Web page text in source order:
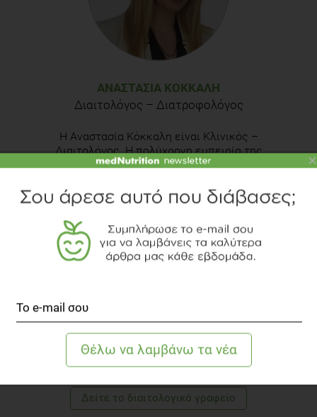
ΑΝΑΣΤΑΣΊΑ ΚΌΚΚΑΛΗ
Διαιτολόγος – Διατροφολόγος
Η Αναστασία Κόκκαλη είναι Κλινικός –
Διαιτολόγος. Η πολύχρονη εμπειρία της
συνδυαστικά με την αγάπη της για το επάγγελμα
και φυσικά υπεύθυνη στην διαχείριση καταστάσεων
που χρήζουν διατροφική καθοδήγηση. Από την αρχή
της επαγγελματικής της σταδιοδρομίας έως και
σήμερα παρακολουθεί προσωπικά και απόλυτα
εξατομικευμένα τον κάθε άνθρωπο που την
επισκέπτεται στοπροσωπικό της διαιτολογικό
είναι η σωστή διατροφή να αποτελεί έναν νέο
τρόπο ζωής
Γνωρίστε την αρθογράφο
Δείτε το διαιτολογικό γραφείο
×